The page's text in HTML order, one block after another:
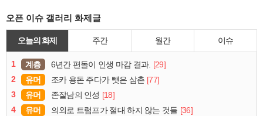
오픈 이슈 갤러리 화제글
오늘의 화제 주간 월간 이슈
1 계층 6년간 편돌이 인생 마감 결과. [29]
2
유머 조카 용돈 주다가 뺏은 삼촌 [77]
3
유머 존잘남의 인성 [18]
4
유머 의외로 트럼프가 절대 하지 않는 것들 [36]